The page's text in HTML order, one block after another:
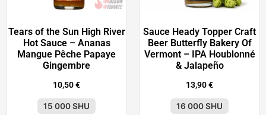
Tears of the Sun High River
Hot Sauce – Ananas
Mangue Pêche Papaye
Gingembre
10,50€
15 000 SHU
Sauce Heady Topper Craft
Beer Butterfly Bakery Of
Vermont – IPA Houblonné
& Jalapeño
13,90€
16 000 SHU